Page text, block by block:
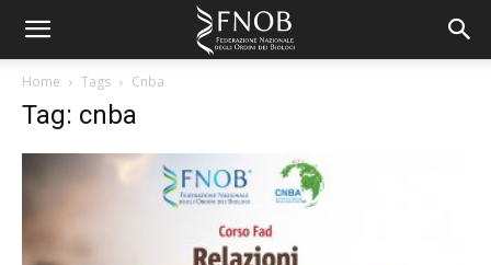
Home Tags Cnba
Tag: cnba